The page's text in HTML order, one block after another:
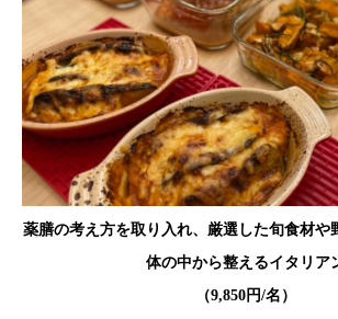
薬膳の考え方を取り入れ、厳選した旬食材や
体の中から整えるイタリア
（9,850円/名）